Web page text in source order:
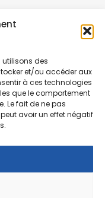
utilisons des
et/ou accéder aux
à ces technologies
que le comportement
Le fait de ne pas
avoir un effet négatif
ou